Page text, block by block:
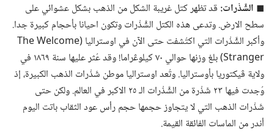
◼ الشَّذْرات:‏ قد تظهر كتل غريبة الشكل من الذهب بشكل عشوائي على
سطح الارض.‏ وتدعى هذه الكتل الشَّذْرات وتكون احيانا بأحجام كبيرة جدا.‏
وأكبر الشَّذْرات التي اكتُشفت حتى الآن في اوستراليا (‏The Welcome
Stranger)‏ بلغ وزنها حوالي ٧٠ كيلوڠراما!‏ وقد عُثر عليها سنة ١٨٦٩ في
ولاية ڤيكتوريا بأوستراليا.‏ وتُعد اوستراليا موطن شَذْرات الذهب الكبيرة،‏ إذ
وُجدت فيها ٢٣ شَذْرة من الشَّذْرات الـ‍ ٢٥ الاكبر في العالم.‏ ولكن حتى
شَذْرات الذهب التي لا يتجاوز حجمها حجم رأس عود الثقاب باتت اليوم
أندر من الماسات الفائقة القيمة.‏